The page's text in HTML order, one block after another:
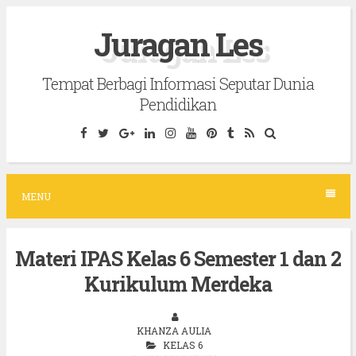
c
Juragan Les
Tempat Berbagi Informasi Seputar Dunia
Pendidikan
MENU
Materi IPAS Kelas 6 Semester 1 dan 2
Kurikulum Merdeka
KHANZA AULIA
KELAS 6